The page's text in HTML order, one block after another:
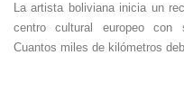
La artista boliviana inicia un
centro cultural europeo con
Cuantos miles de kilómetros